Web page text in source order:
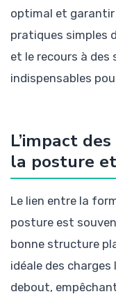
optimal et garantir
pratiques simples
et le recours à
indispensables
L’impact
la posture
Le lien entre la
posture est
bonne structure
idéale des
debout,